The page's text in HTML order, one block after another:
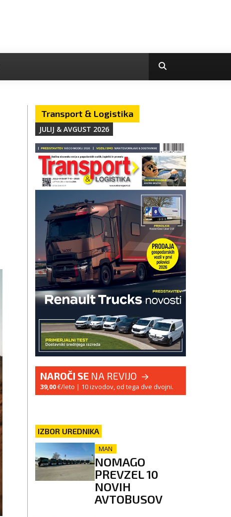
Transport & Logistika
JULIJ & AVGUST 2026
NAROČI SE NA REVIJO
39,00€/leto | 10 izvodov, od tega dve dvojni.
IZBOR UREDNIKA
MAN
NOMAGO
PREVZEL 10
NOVIH
AVTOBUSOV